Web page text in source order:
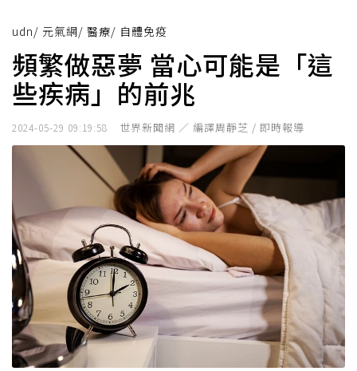
udn/ 元氣網/ 醫療/ 自體免疫
頻繁做惡夢 當心可能是「這
些疾病」的前兆
2024-05-29 09:19:58 世界新聞網 ／ 編譯周靜芝 / 即時報導